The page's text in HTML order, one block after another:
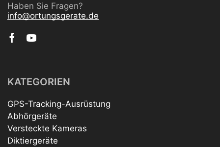
Haben Sie Fragen?
info@ortungsgerate.de
KATEGORIEN
GPS-Tracking-Ausrüstung
Abhörgeräte
Versteckte Kameras
Diktiergeräte